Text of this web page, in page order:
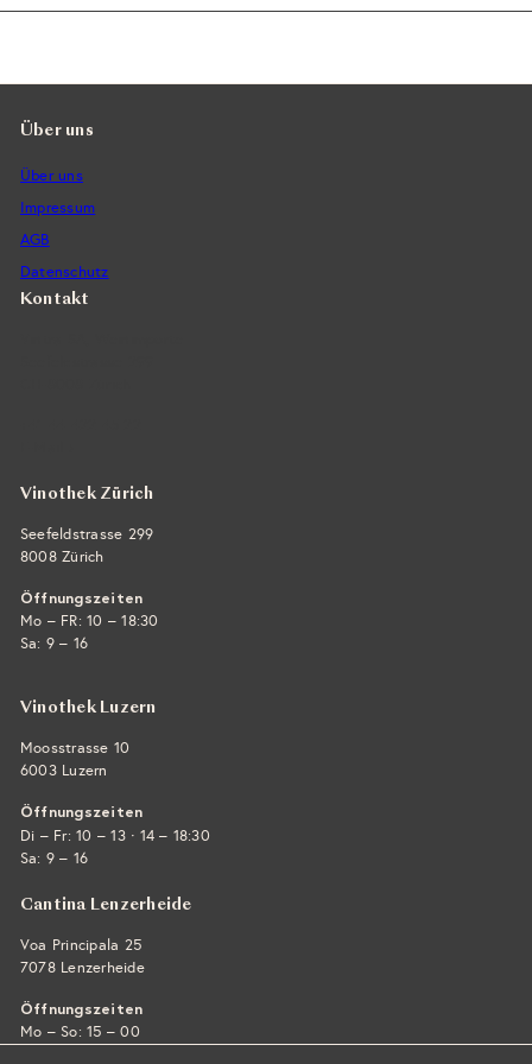
Über uns
Über uns
Impressum
AGB
Datenschutz
Kontakt
Vinothek Zürich
Seefeldstrasse 299
8008 Zürich
Öffnungszeiten
Mo – FR: 10 – 18:30
Sa: 9 – 16
Vinothek Luzern
Moosstrasse 10
6003 Luzern
Öffnungszeiten
Di – Fr: 10 – 13 · 14 – 18:30
Sa: 9 – 16
Cantina Lenzerheide
Voa Principala 25
7078 Lenzerheide
Öffnungszeiten
Mo – So: 15 – 00